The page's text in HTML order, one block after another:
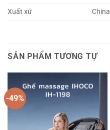
Xuất xứ
China
SẢN PHẨM TƯƠNG TỰ
-49%